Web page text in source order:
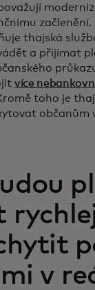
thajská
a přijímat
více
toho je
občanům
v